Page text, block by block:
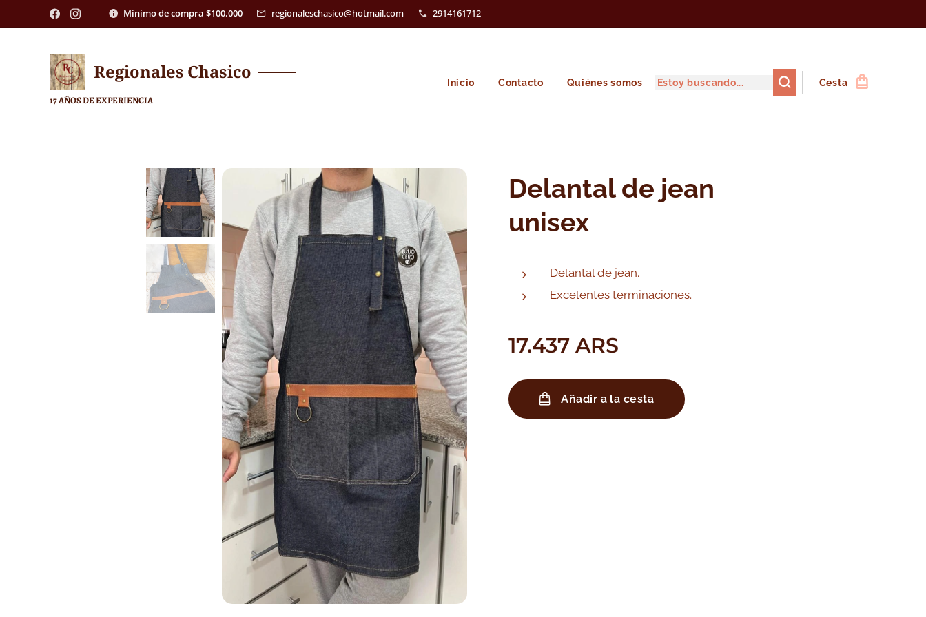
Mínimo de compra $100.000 regionaleschasico@hotmail.com 2914161712
Regionales Chasico
17 AÑOS DE EXPERIENCIA
Inicio Contacto Quiénes somos Cesta
Delantal de jean
unisex
Delantal de jean.
Excelentes terminaciones.
17.437 ARS
Añadir a la cesta